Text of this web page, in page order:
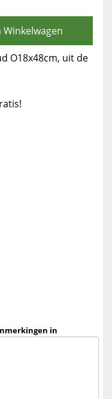
Winkelwagen
O18x48cm, uit de
in